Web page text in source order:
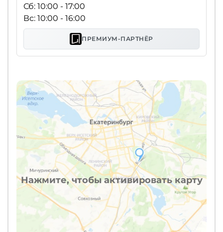
Нажмите, чтобы активировать карту
Сб: 10:00 - 17:00
Вс: 10:00 - 16:00
ПРЕМИУМ-ПАРТНЁР